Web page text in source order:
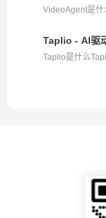
VideoAgent是什
Taplio - AI驱
Taplio是什么